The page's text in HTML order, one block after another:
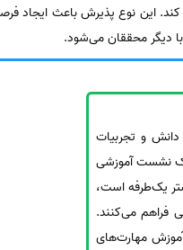
این نوع پذیرش باعث ایجاد
با دیگر محققان می‌شود.
دانش و تجربیات
نشست آموزشی
یک‌طرفه است،
فراهم می‌کنند.
مهارت‌های